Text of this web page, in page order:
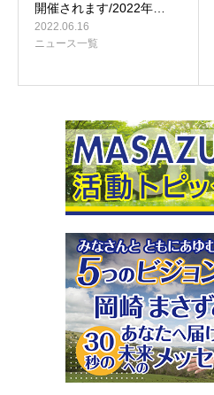
開催されます/2022年…
2022.06.16
ニュース一覧